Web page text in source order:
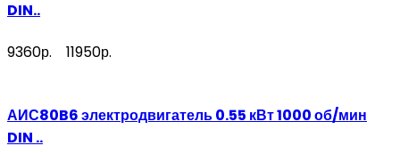
DIN..
9360р. 11950р.
АИС80B6 электродвигатель 0.55 кВт 1000 об/мин
DIN ..